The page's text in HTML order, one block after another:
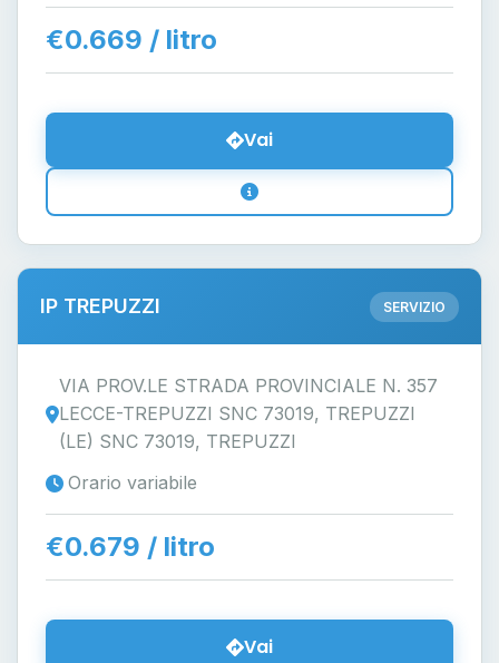
€0.669 / litro
Vai
IP TREPUZZI SERVIZIO
VIA PROV.LE STRADA PROVINCIALE N. 357
LECCE-TREPUZZI SNC 73019, TREPUZZI
(LE) SNC 73019, TREPUZZI
Orario variabile
€0.679 / litro
Vai